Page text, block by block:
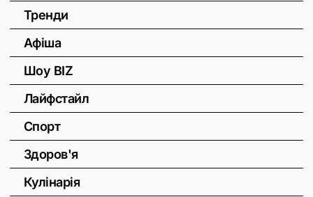
Тренди
Афіша
Шоу BIZ
Лайфстайл
Спорт
Здоров'я
Кулінарія